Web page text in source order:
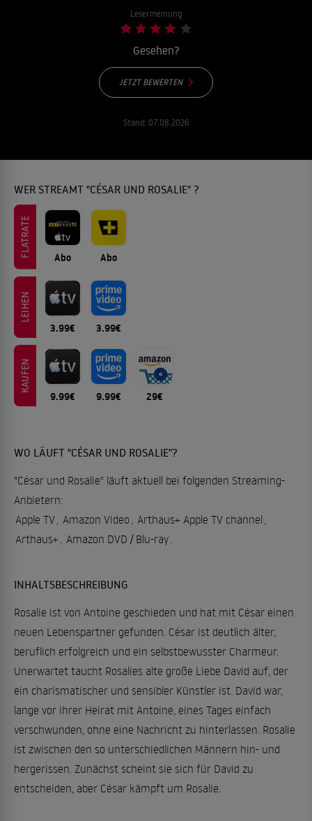
Lesermeinung
Gesehen?
JETZT BEWERTEN
Stand: 07.08.2026
WER STREAMT "CÉSAR UND ROSALIE" ?
FLATRATE Abo Abo
LEIHEN
3.99€ 3.99€
KAUFEN
9.99€ 9.99€ 29€
WO LÄUFT "CÉSAR UND ROSALIE"?
"César und Rosalie" läuft aktuell bei folgenden Streaming-
Anbietern:
Apple TV Amazon Video Arthaus+ Apple TV channel
Arthaus+ Amazon DVD / Blu-ray
INHALTSBESCHREIBUNG
Rosalie ist von Antoine geschieden und hat mit César einen
neuen Lebenspartner gefunden. César ist deutlich älter,
beruflich erfolgreich und ein selbstbewusster Charmeur.
Unerwartet taucht Rosalies alte große Liebe David auf, der
ein charismatischer und sensibler Künstler ist. David war,
lange vor ihrer Heirat mit Antoine, eines Tages einfach
verschwunden, ohne eine Nachricht zu hinterlassen. Rosalie
ist zwischen den so unterschiedlichen Männern hin- und
hergerissen. Zunächst scheint sie sich für David zu
entscheiden, aber César kämpft um Rosalie.